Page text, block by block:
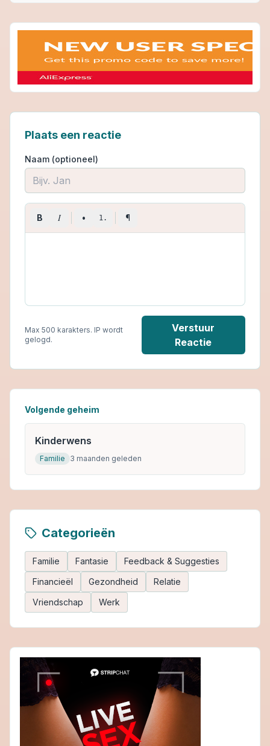
Plaats een reactie
Naam (optioneel)
B I • 1. ¶
Max 500 karakters. IP wordt
gelogd.
Verstuur
Reactie
Volgende geheim
Kinderwens
Familie 3 maanden geleden
Categorieën
Familie Fantasie
Feedback & Suggesties
Financieël
Gezondheid
Relatie
Vriendschap
Werk